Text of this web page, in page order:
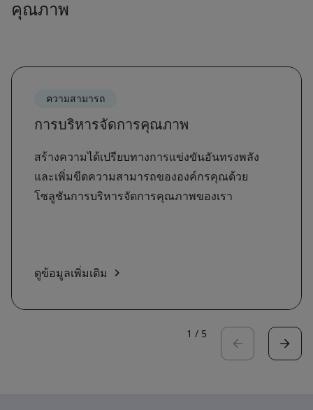
คุณภาพ
ความสามารถ
การบริหารจัดการคุณภาพ
สร้างความได้เปรียบทางการแข่งขันอันทรงพลัง
และเพิ่มขีดความสามารถขององค์กรคุณด้วย
โซลูชันการบริหารจัดการคุณภาพของเรา
ดูข้อมูลเพิ่มเติม
1 / 5